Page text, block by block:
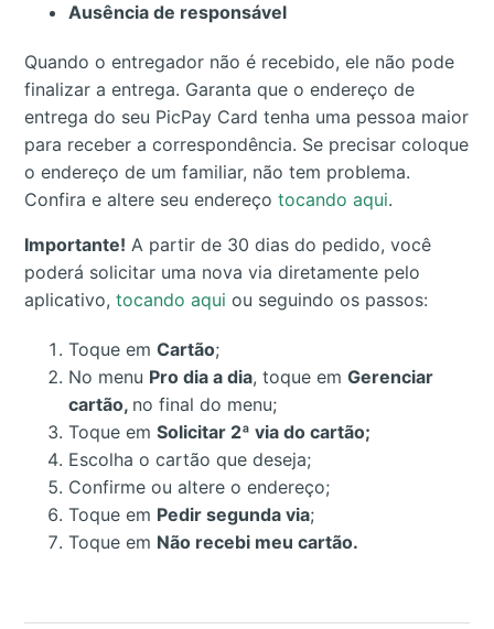
Ausência de responsável
Quando o entregador não é recebido, ele não pode
finalizar a entrega. Garanta que o endereço de
entrega do seu PicPay Card tenha uma pessoa maior
para receber a correspondência. Se precisar coloque
o endereço de um familiar, não tem problema.
Confira e altere seu endereçotocando aqui.
Importante! A partir de 30 dias do pedido, você
poderá solicitar uma nova via diretamente pelo
aplicativo,tocando aqui ou seguindo os passos:
Toque emCartão;
No menu Pro dia a dia, toque emGerenciar
cartão, no final do menu;
Toque emSolicitar 2ª via do cartão;
Escolha o cartão que deseja;
Confirme ou altere o endereço;
Toque em Pedir segunda via;
Toque em Não recebi meu cartão.